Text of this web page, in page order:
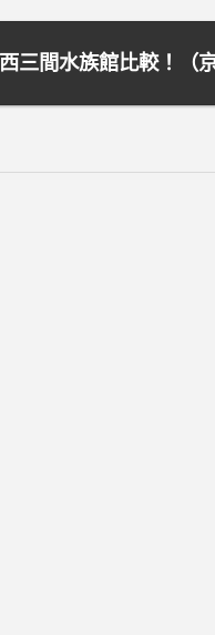
三間水族館比較！（